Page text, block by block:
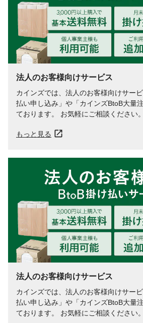
法人のお客様向けサービス
カインズでは、法人のお客様向けサー
払い申し込み」や「カインズBtoB大量
ております。 お気軽にご相談ください。
もっと見る
法人のお客様向けサービス
カインズでは、法人のお客様向けサー
払い申し込み」や「カインズBtoB大量
ております。 お気軽にご相談ください。